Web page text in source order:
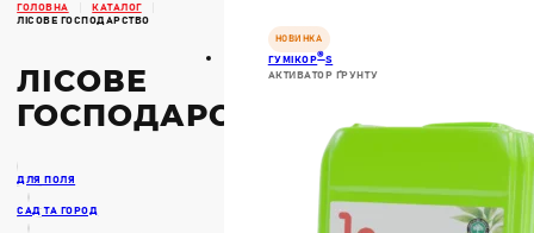
ГОЛОВНА
КАТАЛОГ
ЛІСОВЕ ГОСПОДАРСТВО
ЛІСОВЕ
ГОСПОДАРСТВО
ДЛЯ ПОЛЯ
САД ТА ГОРОД
ГУМІКОР®S
АКТИВАТОР ҐРУНТУ
НОВИНКА